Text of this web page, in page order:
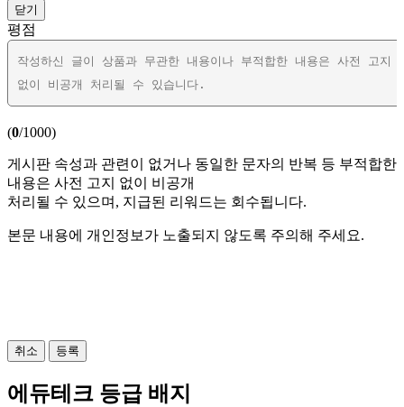
닫기
평점
(0/1000)
게시판 속성과 관련이 없거나 동일한 문자의 반복 등 부적합한
내용은 사전 고지 없이 비공개
처리될 수 있으며, 지급된 리워드는 회수됩니다.
본문 내용에 개인정보가 노출되지 않도록 주의해 주세요.
취소 등록
에듀테크 등급 배지